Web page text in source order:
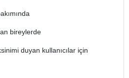
bireylerde
duyan kullanıcılar için